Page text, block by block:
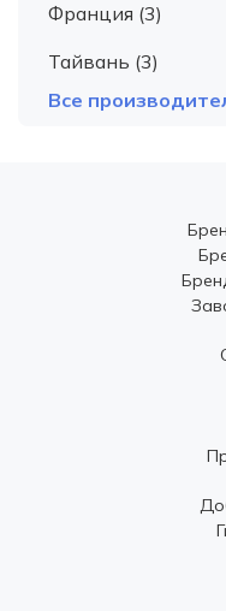
Франция (3)
Тайвань (3)
Все